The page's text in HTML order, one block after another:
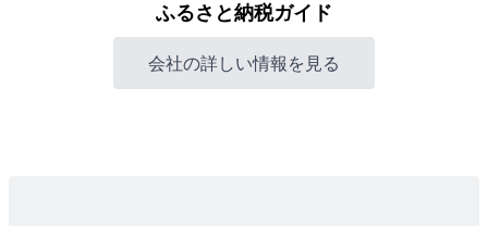
ふるさと納税ガイド
会社の詳しい情報を見る